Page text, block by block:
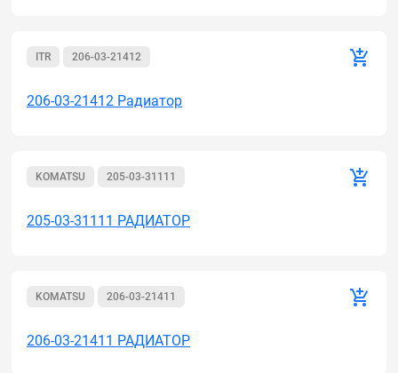
ITR 206-03-21412
206-03-21412 Радиатор
KOMATSU 205-03-31111
205-03-31111 РАДИАТОР
KOMATSU 206-03-21411
206-03-21411 РАДИАТОР